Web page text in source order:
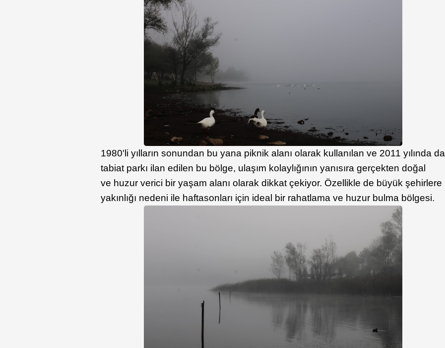
1980'li yılların sonundan bu yana piknik alanı olarak kullanılan ve 2011 yılında da
tabiat parkı ilan edilen bu bölge, ulaşım kolaylığının yanısıra gerçekten doğal
ve huzur verici bir yaşam alanı olarak dikkat çekiyor. Özellikle de büyük şehirlere
yakınlığı nedeni ile haftasonları için ideal bir rahatlama ve huzur bulma bölgesi.